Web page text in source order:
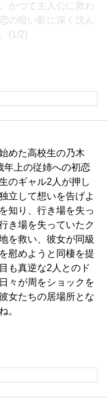
かつて主人公に救わ
の暗い影に深く沈ん
(1/2)
めた高校生の乃木
年上の従姉への初恋
のギャル2人が押し
立して想いを告げよ
知り、行き場を失っ
き場を失っていたク
を救い、彼女が同級
慰めようと同棲を提
も真逆な2人とのド
々が周をショックを
女たちの居場所とな
。